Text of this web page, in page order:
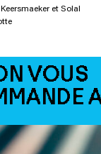
et Solal
VOUS